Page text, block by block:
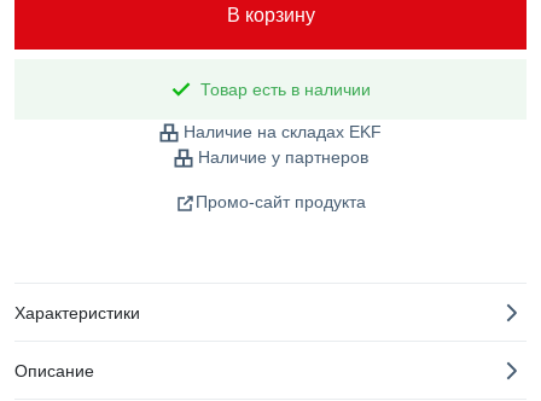
В корзину
Товар есть в наличии
Наличие на складах EKF
Наличие у партнеров
Промо-сайт продукта
Характеристики
Описание